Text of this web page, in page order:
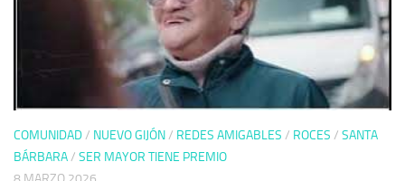
COMUNIDAD/ NUEVO GIJÓN/ REDES AMIGABLES / ROCES / SANTA
BÁRBARA/ SER MAYOR TIENE PREMIO